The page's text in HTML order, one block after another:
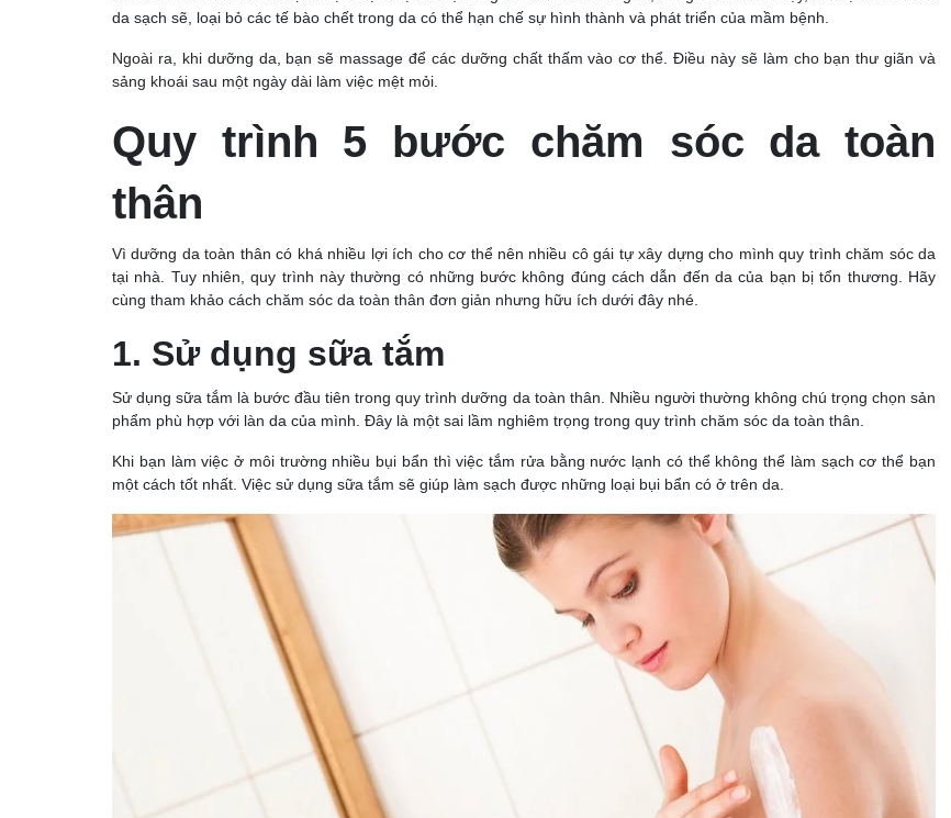
da sạch sẽ, loại bỏ các tế bào chết trong da có thể hạn chế sự hình thành và phát triển của mầm bệnh.
Ngoài ra, khi dưỡng da, bạn sẽ massage để các dưỡng chất thấm vào cơ thể. Điều này sẽ làm cho bạn thư giãn và
sảng khoái sau một ngày dài làm việc mệt mỏi.
Quy trình 5 bước chăm sóc da toàn
thân
Vì dưỡng da toàn thân có khá nhiều lợi ích cho cơ thể nên nhiều cô gái tự xây dựng cho mình quy trình chăm sóc da
tại nhà. Tuy nhiên, quy trình này thường có những bước không đúng cách dẫn đến da của bạn bị tổn thương. Hãy
cùng tham khảo cách chăm sóc da toàn thân đơn giản nhưng hữu ích dưới đây nhé.
1. Sử dụng sữa tắm
Sử dụng sữa tắm là bước đầu tiên trong quy trình dưỡng da toàn thân. Nhiều người thường không chú trọng chọn sản
phẩm phù hợp với làn da của mình. Đây là một sai lầm nghiêm trọng trong quy trình chăm sóc da toàn thân.
Khi bạn làm việc ở môi trường nhiều bụi bẩn thì việc tắm rửa bằng nước lạnh có thể không thể làm sạch cơ thể bạn
một cách tốt nhất. Việc sử dụng sữa tắm sẽ giúp làm sạch được những loại bụi bẩn có ở trên da.